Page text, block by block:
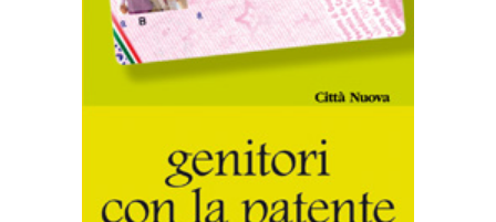
AGGIUNGI AL CARRELLO